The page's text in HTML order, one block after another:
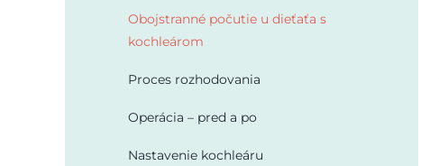
Obojstranné počutie u dieťaťa s
kochleárom
Proces rozhodovania
Operácia – pred a po
Nastavenie kochleáru